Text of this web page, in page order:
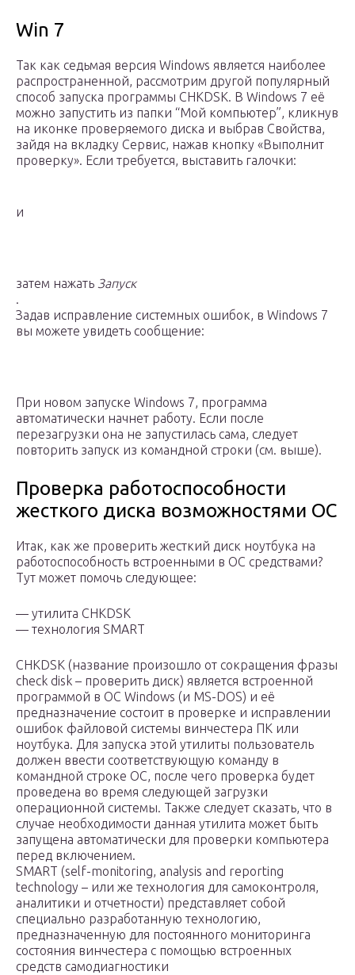
Win 7
Так как седьмая версия Windows является наиболее
распространенной, рассмотрим другой популярный
способ запуска программы CHKDSK. В Windows 7 её
можно запустить из папки “Мой компьютер”, кликнув
на иконке проверяемого диска и выбрав Свойства,
зайдя на вкладку Сервис, нажав кнопку «Выполнит
проверку». Если требуется, выставить галочки:
и
затем нажать Запуск
.
Задав исправление системных ошибок, в Windows 7
вы можете увидеть сообщение:
При новом запуске Windows 7, программа
автоматически начнет работу. Если после
перезагрузки она не запустилась сама, следует
повторить запуск из командной строки (см. выше).
Проверка работоспособности
жесткого диска возможностями ОС
Итак, как же проверить жесткий диск ноутбука на
работоспособность встроенными в ОС средствами?
Тут может помочь следующее:
— утилита CHKDSK
— технология SMART
CHKDSK (название произошло от сокращения фразы
check disk – проверить диск) является встроенной
программой в ОС Windows (и MS-DOS) и её
предназначение состоит в проверке и исправлении
ошибок файловой системы винчестера ПК или
ноутбука. Для запуска этой утилиты пользователь
должен ввести соответствующую команду в
командной строке ОС, после чего проверка будет
проведена во время следующей загрузки
операционной системы. Также следует сказать, что в
случае необходимости данная утилита может быть
запущена автоматически для проверки компьютера
перед включением.
SMART (self-monitoring, analysis and reporting
technology – или же технология для самоконтроля,
аналитики и отчетности) представляет собой
специально разработанную технологию,
предназначенную для постоянного мониторинга
состояния винчестера с помощью встроенных
средств самодиагностики